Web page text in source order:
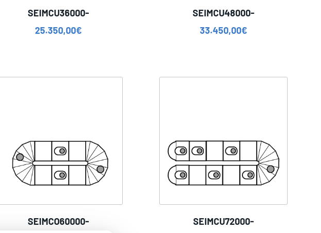
SEIMCU36000-
25.350,00€
SEIMCU48000-
33.450,00€
SEIMCO60000-
SEIMCU72000-